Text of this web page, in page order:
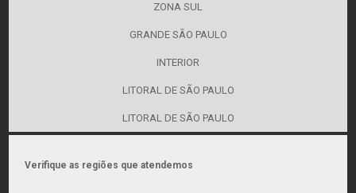
ZONA SUL
GRANDE SÃO PAULO
INTERIOR
LITORAL DE SÃO PAULO
LITORAL DE SÃO PAULO
Verifique as regiões que atendemos